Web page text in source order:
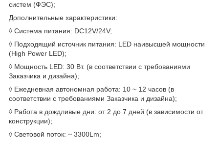
систем (ФЭС);
Дополнительные характеристики:
◊ Система питания: DC12V/24V;
◊ Подходящий источник питания: LED наивысшей мощности
(High Power LED);
◊ Мощность LED: 30 Вт. (в соответствии с требованиями
Заказчика и дизайна);
◊ Ежедневная автономная работа: 10 ~ 12 часов (в
соответствии с требованиями Заказчика и дизайна);
◊ Работа в дождливые дни: от 2 до 7 дней (в зависимости от
конструкции);
◊ Световой поток: ~ 3300Lm;